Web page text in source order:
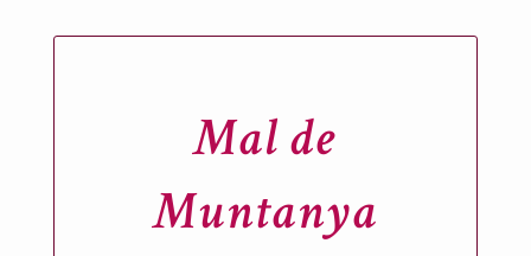
Mal de
Muntanya